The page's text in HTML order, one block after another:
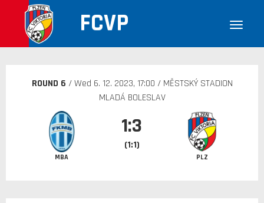
FCVP
ROUND 6 / Wed 6. 12. 2023, 17:00 / MĚSTSKÝ STADION
MLADÁ BOLESLAV
MBA
1:3
(1:1)
PLZ